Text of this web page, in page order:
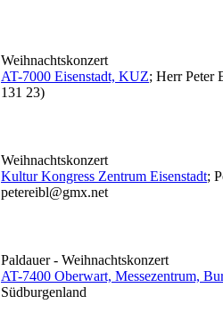
Weihnachtskonzert
AT-7000 Eisenstadt, KUZ; Herr Peter
131 23)
Weihnachtskonzert
Kultur Kongress Zentrum Eisenstadt;
petereibl@gmx.net
Paldauer - Weihnachtskonzert
AT-7400 Oberwart, Messezentrum,
Südburgenland